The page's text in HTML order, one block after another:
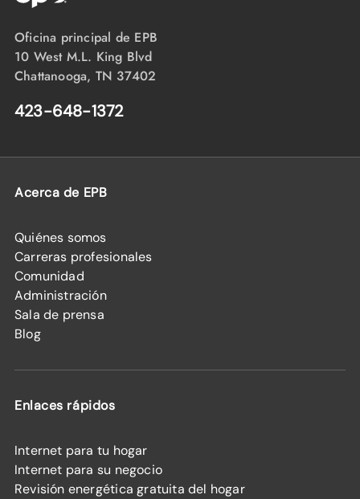
Oficina principal de EPB
10 West M.L. King Blvd
Chattanooga, TN 37402
423-648-1372
Acerca de EPB
Quiénes somos
Carreras profesionales
Comunidad
Administración
Sala de prensa
Blog
Enlaces rápidos
Internet para tu hogar
Internet para su negocio
Revisión energética gratuita del hogar